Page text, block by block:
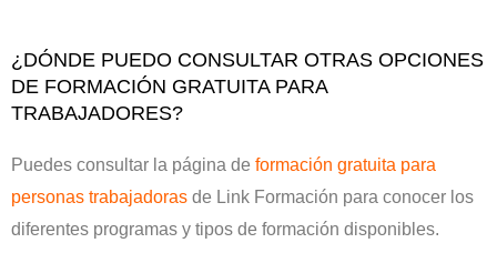
¿DÓNDE PUEDO CONSULTAR OTRAS OPCIONES
DE FORMACIÓN GRATUITA PARA
TRABAJADORES?
Puedes consultar la página de formación gratuita para
personas trabajadoras de Link Formación para conocer los
diferentes programas y tipos de formación disponibles.